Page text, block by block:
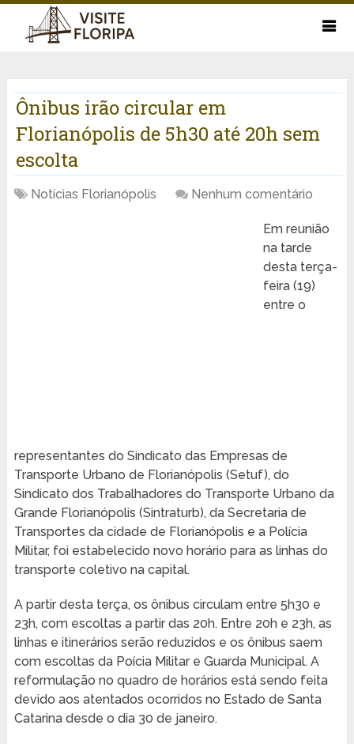
Ônibus irão circular em
Florianópolis de 5h30 até 20h sem
escolta
Notícias Florianópolis Nenhum comentário
Em reunião
na tarde
desta terça-
feira (19)
entre o
representantes do Sindicato das Empresas de
Transporte Urbano de Florianópolis (Setuf), do
Sindicato dos Trabalhadores do Transporte Urbano da
Grande Florianópolis (Sintraturb), da Secretaria de
Transportes da cidade de Florianópolis e a Polícia
Militar, foi estabelecido novo horário para as linhas do
transporte coletivo na capital.
A partir desta terça, os ônibus circulam entre 5h30 e
23h, com escoltas a partir das 20h. Entre 20h e 23h, as
linhas e itinerários serão reduzidos e os ônibus saem
com escoltas da Poícia Militar e Guarda Municipal. A
reformulação no quadro de horários está sendo feita
devido aos atentados ocorridos no Estado de Santa
Catarina desde o dia 30 de janeiro.